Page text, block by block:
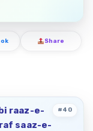
Share
raaz-e-
saaz-e-
#40